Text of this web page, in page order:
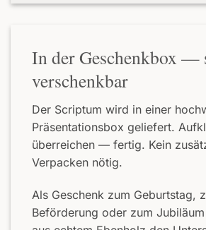
In der Geschenkbox —
verschenkbar
Der Scriptum wird in einer
Präsentationsbox geliefert.
überreichen — fertig. Kein
Verpacken nötig.
Als Geschenk zum Geburtstag,
Beförderung oder zum